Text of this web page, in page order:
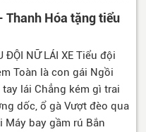
Thanh Hóa tặng tiểu
ĐỘI NỮ LÁI XE Tiểu đội
Toàn là con gái Ngồi
tay lái Chẳng kém gì trai
dốc, ổ gà Vượt đèo qua
Máy bay gầm rú Bắn